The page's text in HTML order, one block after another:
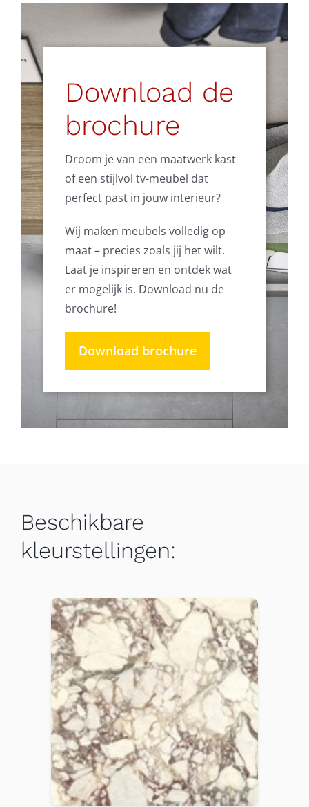
Download de
brochure
Droom je van een maatwerk kast
of een stijlvol tv-meubel dat
perfect past in jouw interieur?
Wij maken meubels volledig op
maat – precies zoals jij het wilt.
Laat je inspireren en ontdek wat
er mogelijk is. Download nu de
brochure!
Download brochure
Beschikbare
kleurstellingen: